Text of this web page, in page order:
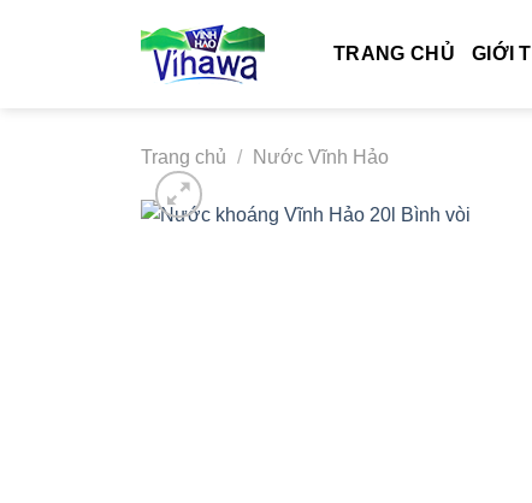
TRANG CHỦ GIỚI
Trang chủ / Nước Vĩnh Hảo